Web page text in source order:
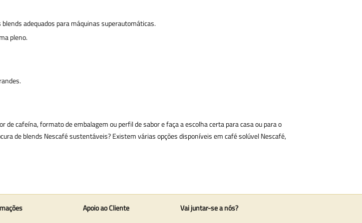
adequados para máquinas superautomáticas.
pleno.
cafeína, formato de embalagem ou perfil de sabor e faça a escolha certa para casa ou para o
de blends Nescafé sustentáveis? Existem várias opções disponíveis em café solúvel Nescafé,
Apoio ao Cliente Vai juntar-se a nós?